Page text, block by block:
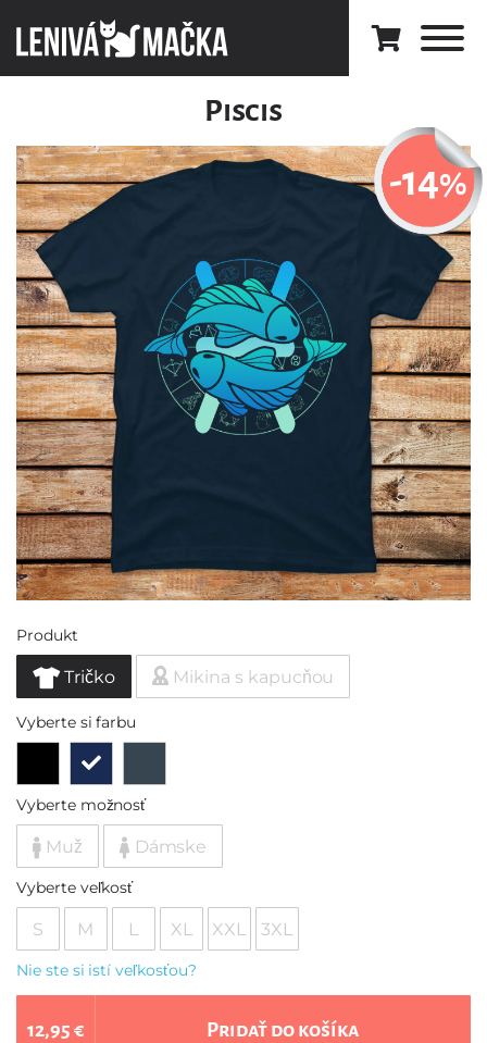
Piscis
-14%
Produkt
Tričko Mikina s kapucňou
Vyberte si farbu
Vyberte možnosť
Muž Dámske
Vyberte veľkosť
S M L XL XXL 3XL
Nie ste si istí veľkosťou?
12,95 € Pridať do košíka